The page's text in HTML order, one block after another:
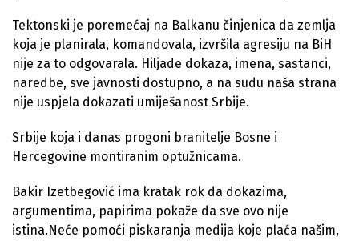
Tektonski je poremećaj na Balkanu činjenica da zemlja
koja je planirala, komandovala, izvršila agresiju na BiH
nije za to odgovarala. Hiljade dokaza, imena, sastanci,
naredbe, sve javnosti dostupno, a na sudu naša strana
nije uspjela dokazati umiješanost Srbije.
Srbije koja i danas progoni branitelje Bosne i
Hercegovine montiranim optužnicama.
Bakir Izetbegović ima kratak rok da dokazima,
argumentima, papirima pokaže da sve ovo nije
istina.Neće pomoći piskaranja medija koje plaća našim,